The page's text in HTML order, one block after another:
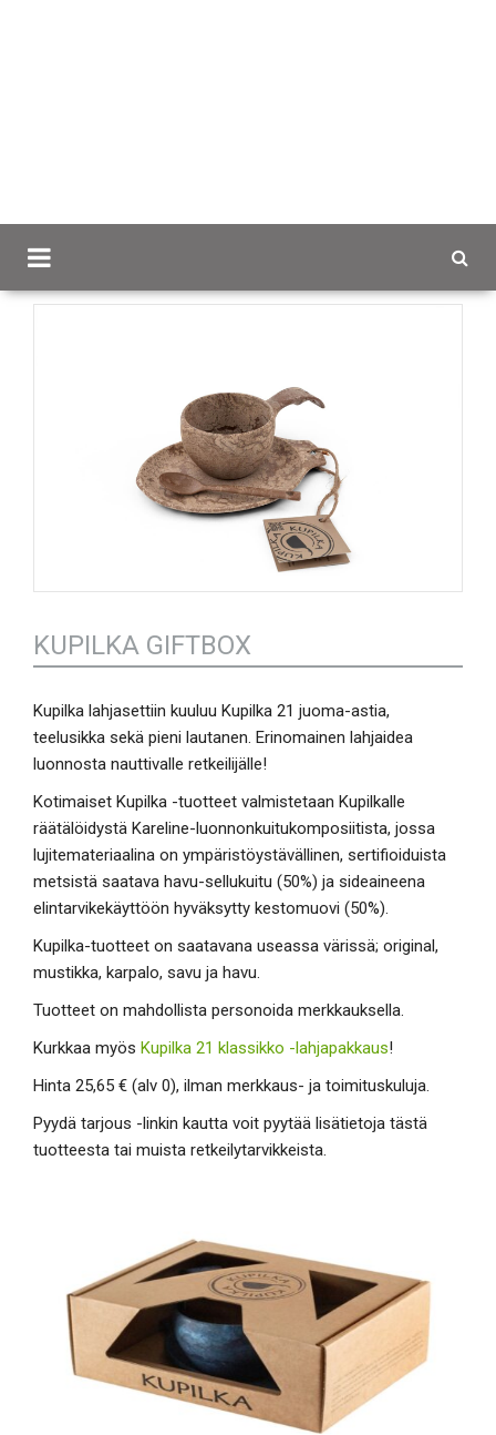
KUPILKA GIFTBOX
Kupilka lahjasettiin kuuluu Kupilka 21 juoma-astia,
teelusikka sekä pieni lautanen. Erinomainen lahjaidea
luonnosta nauttivalle retkeilijälle!
Kotimaiset Kupilka -tuotteet valmistetaan Kupilkalle
räätälöidystä Kareline-luonnonkuitukomposiitista, jossa
lujitemateriaalina on ympäristöystävällinen, sertifioiduista
metsistä saatava havu-sellukuitu (50%) ja sideaineena
elintarvikekäyttöön hyväksytty kestomuovi (50%).
Kupilka-tuotteet on saatavana useassa värissä; original,
mustikka, karpalo, savu ja havu.
Tuotteet on mahdollista personoida merkkauksella.
Kurkkaa myös Kupilka 21 klassikko -lahjapakkaus!
Hinta 25,65 € (alv 0), ilman merkkaus- ja toimituskuluja.
Pyydä tarjous -linkin kautta voit pyytää lisätietoja tästä
tuotteesta tai muista retkeilytarvikkeista.